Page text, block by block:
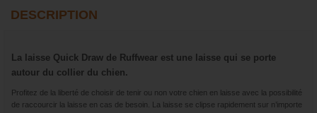
DESCRIPTION
La laisse Quick Draw de Ruffwear est une laisse qui se porte
autour du collier du chien.
Profitez de la liberté de choisir de tenir ou non votre chien en laisse avec la possibilité
de raccourcir la laisse en cas de besoin. La laisse se clipse rapidement sur n’importe